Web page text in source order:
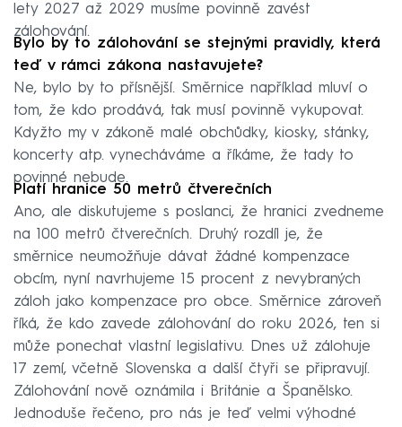
lety 2027 až 2029 musíme povinně zavést
zálohování.
Bylo by to zálohování se stejnými pravidly, která
teď v rámci zákona nastavujete?
Ne, bylo by to přísnější. Směrnice například mluví o
tom, že kdo prodává, tak musí povinně vykupovat.
Kdyžto my v zákoně malé obchůdky, kiosky, stánky,
koncerty atp. vynecháváme a říkáme, že tady to
povinné nebude.
Platí hranice 50 metrů čtverečních
Ano, ale diskutujeme s poslanci, že hranici zvedneme
na 100 metrů čtverečních. Druhý rozdíl je, že
směrnice neumožňuje dávat žádné kompenzace
obcím, nyní navrhujeme 15 procent z nevybraných
záloh jako kompenzace pro obce. Směrnice zároveň
říká, že kdo zavede zálohování do roku 2026, ten si
může ponechat vlastní legislativu. Dnes už zálohuje
17 zemí, včetně Slovenska a další čtyři se připravují.
Zálohování nově oznámila i Británie a Španělsko.
Jednoduše řečeno, pro nás je teď velmi výhodné